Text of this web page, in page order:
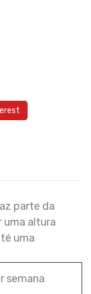
parte da
uma altura
uma
semana